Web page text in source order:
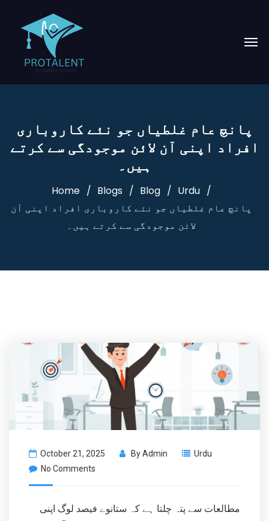
پانچ عام غلطیاں جو نئے کاروباری
افراد اپنی آن لائن موجودگی سے کرتے
ہیں۔
Home Blogs Blog
Urdu
پانچ عام غلطیاں جو نئے کاروباری افراد اپنی آن
لائن موجودگی سے کرتے ہیں۔
October 21, 2025 ByAdmin
Urdu
No Comments
مطالعات سے پتہ چلتا ہے کہ ستانوے فیصد لوگ اپنی